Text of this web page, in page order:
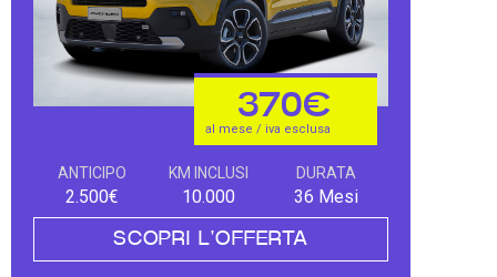
370€
al mese / iva esclusa
ANTICIPO
2.500€
KM INCLUSI
10.000
DURATA
36 Mesi
SCOPRI L'OFFERTA